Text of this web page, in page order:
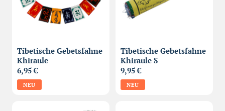
Tibetische Gebetsfahne
Khiraule
6,95 €
NEU
Tibetische Gebetsfahne
Khiraule S
9,95 €
NEU